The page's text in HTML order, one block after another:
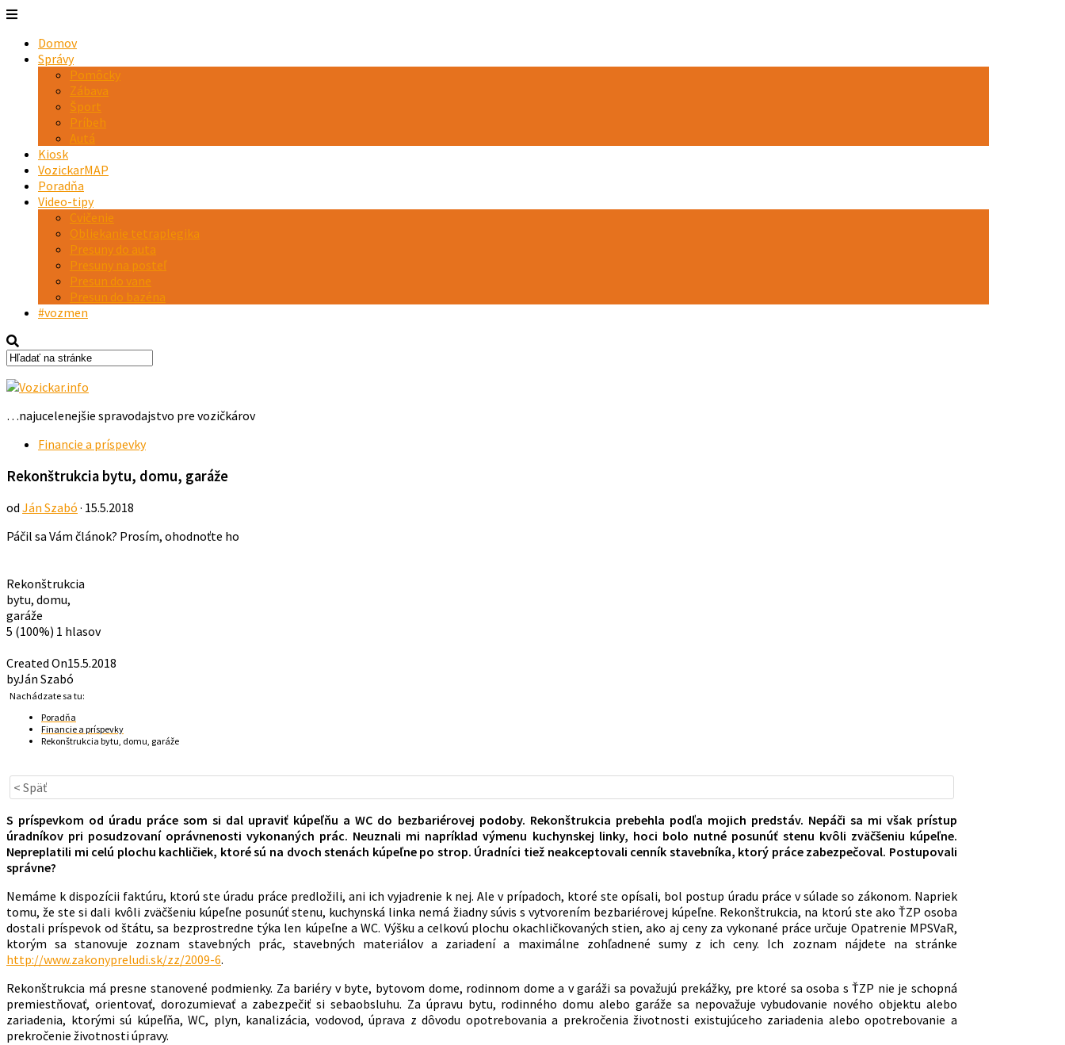
Domov
Správy
Pomôcky
Zábava
Šport
Príbeh
Autá
Kiosk
VozickarMAP
Poradňa
Video-tipy
Cvičenie
Obliekanie tetraplegika
Presuny do auta
Presuny na posteľ
Presun do vane
Presun do bazéna
#vozmen
…najucelenejšie spravodajstvo pre vozičkárov
Financie a príspevky
Rekonštrukcia bytu, domu, garáže
od Ján Szabó · 15.5.2018
Páčil sa Vám článok? Prosím, ohodnoťte ho
Rekonštrukcia
bytu, domu,
garáže
5 (100%) 1 hlasov
Created On15.5.2018
byJán Szabó
Nachádzate sa tu:
Poradňa
Financie a príspevky
Rekonštrukcia bytu, domu, garáže
< Späť
S príspevkom od úradu práce som si dal upraviť kúpeľňu a WC do bezbariérovej podoby. Rekonštrukcia prebehla podľa mojich predstáv. Nepáči sa mi však prístup
úradníkov pri posudzovaní oprávnenosti vykonaných prác. Neuznali mi napríklad výmenu kuchynskej linky, hoci bolo nutné posunúť stenu kvôli zväčšeniu kúpeľne.
Nepreplatili mi celú plochu kachličiek, ktoré sú na dvoch stenách kúpeľne po strop. Úradníci tiež neakceptovali cenník stavebníka, ktorý práce zabezpečoval. Postupovali
správne?
Nemáme k dispozícii faktúru, ktorú ste úradu práce predložili, ani ich vyjadrenie k nej. Ale v prípadoch, ktoré ste opísali, bol postup úradu práce v súlade so zákonom. Napriek
tomu, že ste si dali kvôli zväčšeniu kúpeľne posunúť stenu, kuchynská linka nemá žiadny súvis s vytvorením bezbariérovej kúpeľne. Rekonštrukcia, na ktorú ste ako ŤZP osoba
dostali príspevok od štátu, sa bezprostredne týka len kúpeľne a WC. Výšku a celkovú plochu okachličkovaných stien, ako aj ceny za vykonané práce určuje Opatrenie MPSVaR,
ktorým sa stanovuje zoznam stavebných prác, stavebných materiálov a zariadení a maximálne zohľadnené sumy z ich ceny. Ich zoznam nájdete na stránke
http://www.zakonypreludi.sk/zz/2009-6.
Rekonštrukcia má presne stanovené podmienky. Za bariéry v byte, bytovom dome, rodinnom dome a v garáži sa považujú prekážky, pre ktoré sa osoba s ŤZP nie je schopná
premiestňovať, orientovať, dorozumievať a zabezpečiť si sebaobsluhu. Za úpravu bytu, rodinného domu alebo garáže sa nepovažuje vybudovanie nového objektu alebo
zariadenia, ktorými sú kúpeľňa, WC, plyn, kanalizácia, vodovod, úprava z dôvodu opotrebovania a prekročenia životnosti existujúceho zariadenia alebo opotrebovanie a
prekročenie životnosti úpravy.